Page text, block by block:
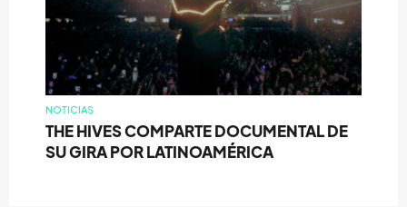
NOTICIAS
THE HIVES COMPARTE DOCUMENTAL DE
SU GIRA POR LATINOAMÉRICA